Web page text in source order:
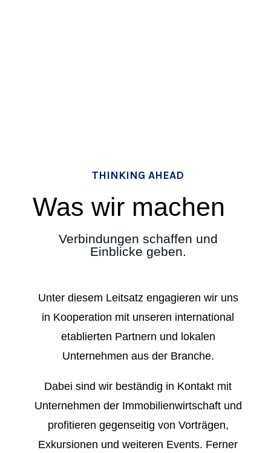
THINKING AHEAD
Was wir machen
Verbindungen schaffen und
Einblicke geben.
Unter diesem Leitsatz engagieren wir uns
in Kooperation mit unseren international
etablierten Partnern und lokalen
Unternehmen aus der Branche.
Dabei sind wir beständig in Kontakt mit
Unternehmen der Immobilienwirtschaft und
profitieren gegenseitig von Vorträgen,
Exkursionen und weiteren Events. Ferner